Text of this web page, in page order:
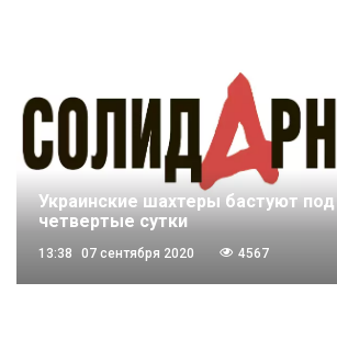
Украинские шахтеры бастуют
четвертые сутки
13:38 07 сентября 2020 4567